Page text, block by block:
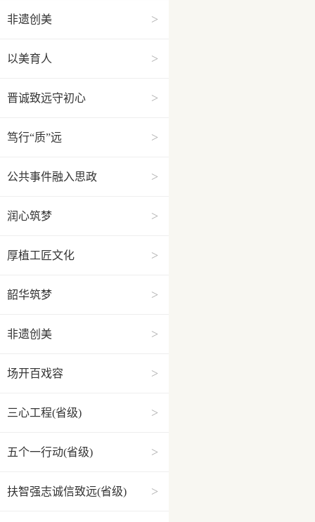
非遗创美 >
以美育人 >
晋诚致远守初心 >
笃行“质”远 >
公共事件融入思政 >
润心筑梦 >
厚植工匠文化 >
韶华筑梦 >
非遗创美 >
场开百戏容 >
三心工程(省级) >
五个一行动(省级) >
扶智强志诚信致远(省级) >